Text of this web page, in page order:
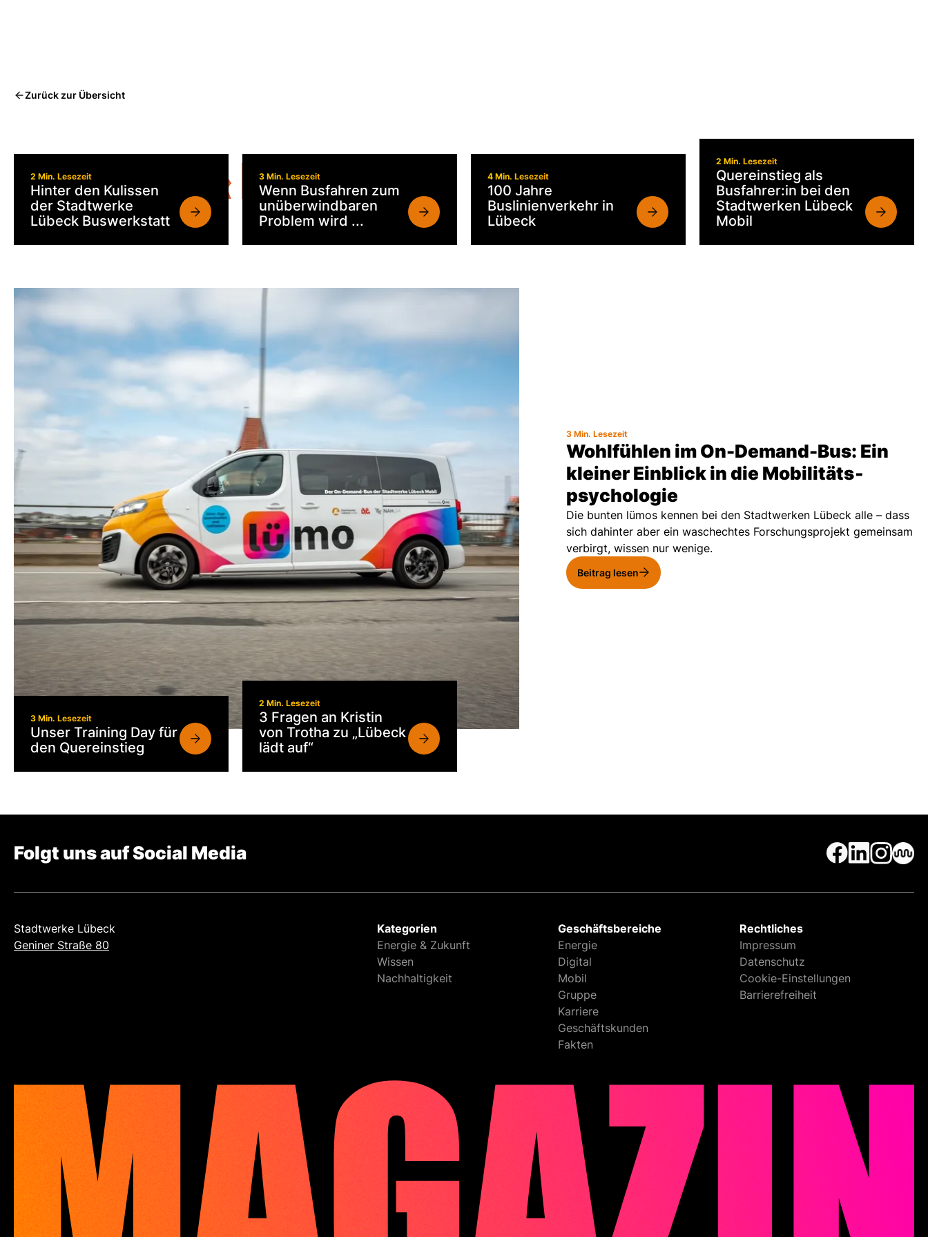
Zurück zur Übersicht
FORTSCHRITT & MOBILITÄT
2 Min. Lesezeit
Hinter den Kulissen
der Stadtwerke
Lübeck Buswerkstatt
3 Min. Lesezeit
Wenn Busfahren zum
unüberwindbaren
Problem wird ...
4 Min. Lesezeit
100 Jahre
Buslinienverkehr in
Lübeck
2 Min. Lesezeit
Quereinstieg als
Busfahrer:in bei den
Stadtwerken Lübeck
Mobil
3 Min. Lesezeit
Wohlfühlen im On-Demand-Bus: Ein
kleiner Einblick in die Mobilitäts­
psychologie
Die bunten lümos kennen bei den Stadtwerken Lübeck alle – dass
sich dahinter aber ein waschechtes Forschungsprojekt gemeinsam
verbirgt, wissen nur wenige.
Beitrag lesen
3 Min. Lesezeit
Unser Training Day für
den Quereinstieg
2 Min. Lesezeit
3 Fragen an Kristin
von Trotha zu „Lübeck
lädt auf“
Folgt uns auf Social Media
Stadtwerke Lübeck
Geniner Straße 80
Kategorien
Energie & Zukunft
Wissen
Nachhaltigkeit
Geschäftsbereiche
Energie
Digital
Mobil
Gruppe
Karriere
Geschäftskunden
Fakten
Rechtliches
Impressum
Datenschutz
Cookie-Einstellungen
Barrierefreiheit